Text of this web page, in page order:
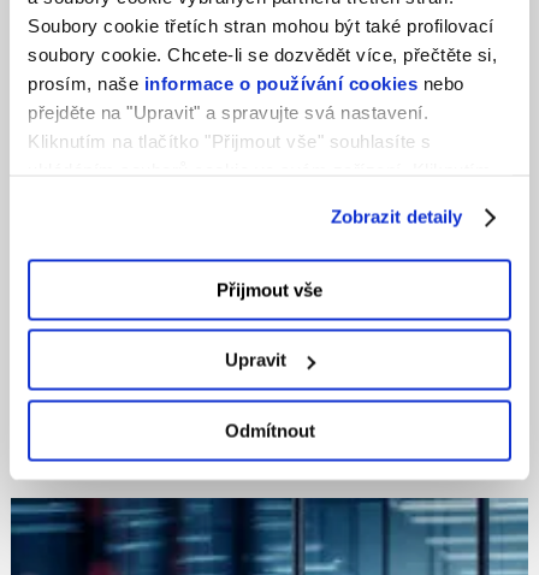
Soubory cookie třetích stran mohou být také profilovací
soubory cookie. Chcete-li se dozvědět více, přečtěte si,
prosím, naše informace o používání cookies nebo
přejděte na "Upravit" a spravujte svá nastavení.
Kliknutím na tlačítko "Přijmout vše" souhlasíte s
Zobrazit detaily
Přijmout vše
Upravit
Odmítnout
tl;dr
SuperSite umožňuje vytvořit profesionální online
portfolio bez technických znalostí. Nabízí AI
nástroje, šablony, jednoduchou úpravu, SEO
zakázek. Web je responzivní, snadno rozšiřitelný a
pomáhá prezentovat práci, budovat značku a
oslovit nové klienty.